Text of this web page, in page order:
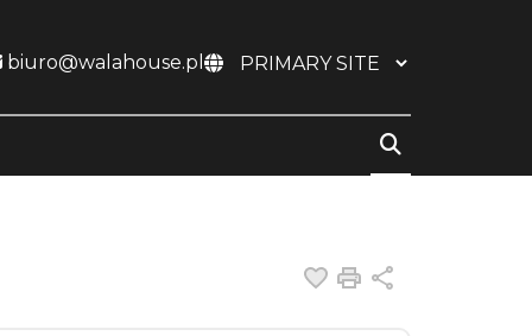
biuro@walahouse.pl
Dodaj do
Drukuj